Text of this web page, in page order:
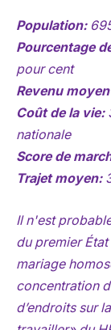
Population:
Pourcentage
pour cent
Revenu
Coût de la vie:
nationale
Score de
Trajet moyen:
Il n'est
du premier
mariage
concentration
d’endroits sur